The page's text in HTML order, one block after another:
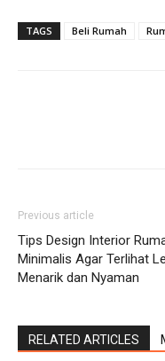
TAGS Beli Rumah
Previous article
Tips Design Interior
Minimalis Agar Terlihat
Menarik dan Nyaman
RELATED ARTICLES